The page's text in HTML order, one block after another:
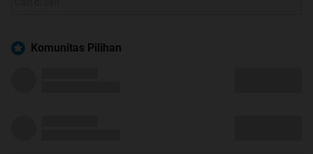
Komunitas Pilihan